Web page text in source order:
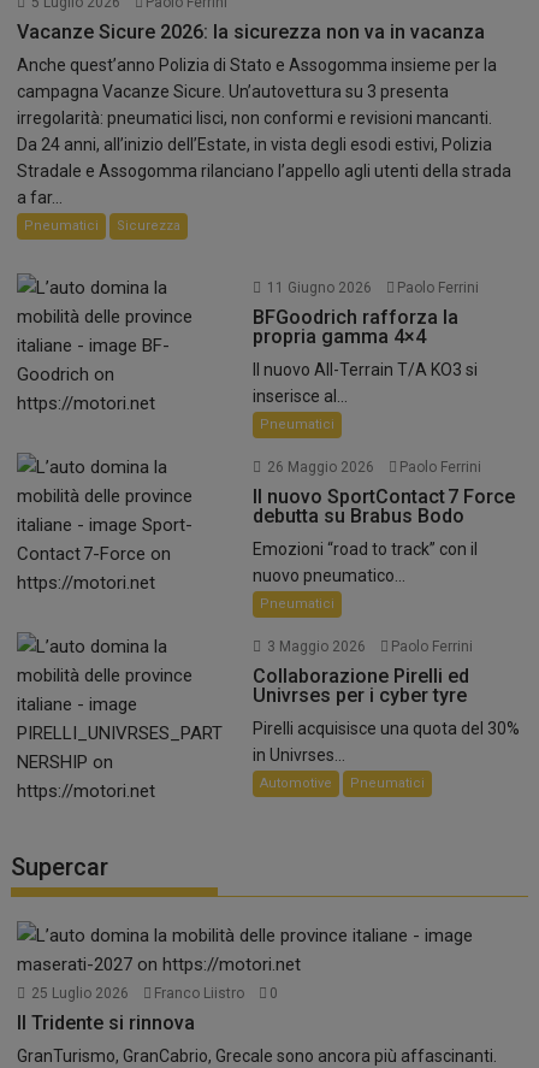
Vacanze Sicure 2026: la sicurezza non va in vacanza
Anche quest’anno Polizia di Stato e Assogomma insieme per la
campagna Vacanze Sicure. Un’autovettura su 3 presenta
irregolarità: pneumatici lisci, non conformi e revisioni mancanti.
Da 24 anni, all’inizio dell’Estate, in vista degli esodi estivi, Polizia
Stradale e Assogomma rilanciano l’appello agli utenti della strada
a far...
Pneumatici Sicurezza
11 Giugno 2026 Paolo Ferrini
BFGoodrich rafforza la
propria gamma 4×4
Il nuovo All-Terrain T/A KO3 si
inserisce al...
Pneumatici
26 Maggio 2026 Paolo Ferrini
Il nuovo SportContact 7 Force
debutta su Brabus Bodo
Emozioni “road to track” con il
nuovo pneumatico...
Pneumatici
3 Maggio 2026 Paolo Ferrini
Collaborazione Pirelli ed
Univrses per i cyber tyre
Pirelli acquisisce una quota del 30%
in Univrses...
Automotive Pneumatici
Supercar
25 Luglio 2026 Franco Liistro 0
Il Tridente si rinnova
GranTurismo, GranCabrio, Grecale sono ancora più affascinanti.